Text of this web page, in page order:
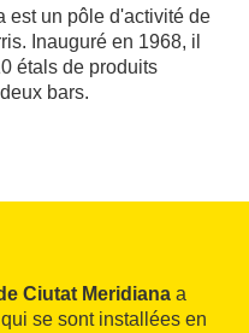
est un pôle d'activité de
Inauguré en 1968, il
étals de produits
bars.
Ciutat Meridiana a
se sont installées en